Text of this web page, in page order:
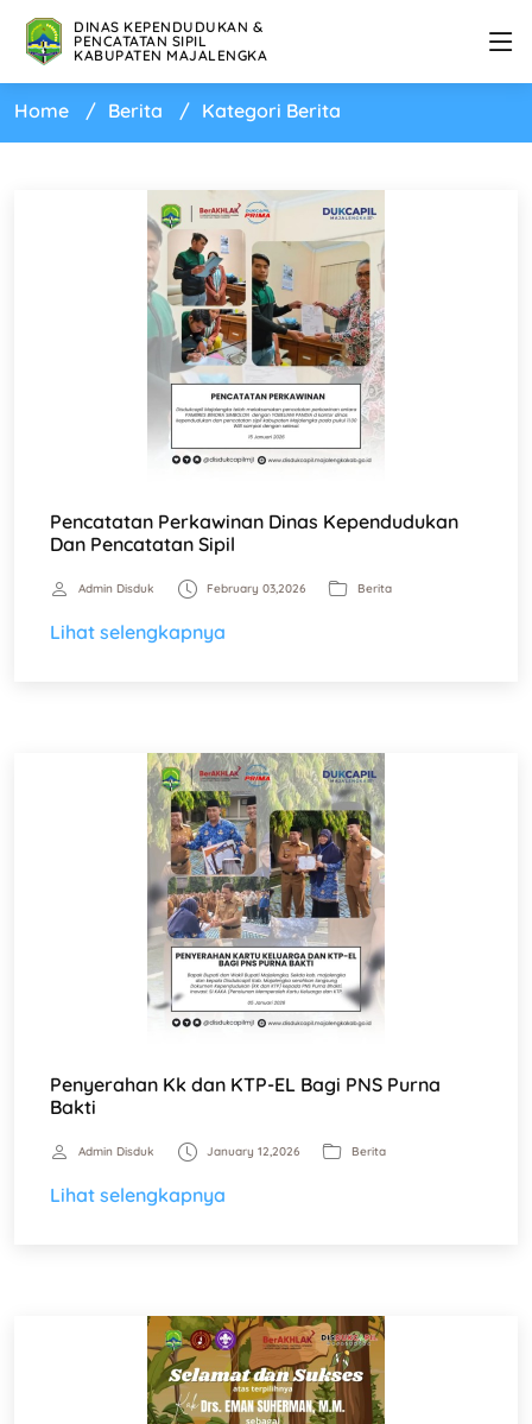
DINAS KEPENDUDUKAN &
PENCATATAN SIPIL
KABUPATEN MAJALENGKA
Home Berita Kategori Berita
Pencatatan Perkawinan Dinas Kependudukan
Dan Pencatatan Sipil
Admin Disduk February 03,2026 Berita
Lihat selengkapnya
Penyerahan Kk dan KTP-EL Bagi PNS Purna
Bakti
Admin Disduk January 12,2026 Berita
Lihat selengkapnya